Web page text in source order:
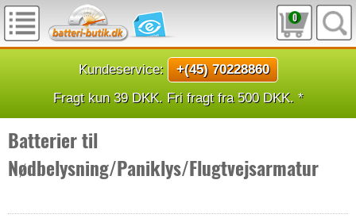
0
Kundeservice:
+(45) 70228860
Fragt kun 39 DKK. Fri fragt fra 500 DKK. *
Batterier til
Nødbelysning/Paniklys/Flugtvejsarmatur